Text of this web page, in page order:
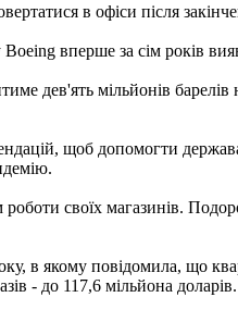
в офіси після
вперше за сім років
дев'ять мільйонів
щоб допомогти
своїх магазинів.
в якому повідомила, що
- до 117,6 мільйона доларів.